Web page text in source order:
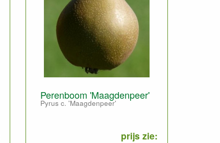
Perenboom 'Maagdenpeer'
Pyrus c. 'Maagdenpeer'
prijs zie: